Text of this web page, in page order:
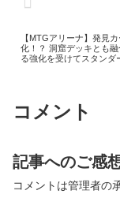
【MTGアリーナ】発見
化！？ 洞窟デッキとも
る強化を受けてスタンダ
コメント
記事へのご感
コメントは管理者の